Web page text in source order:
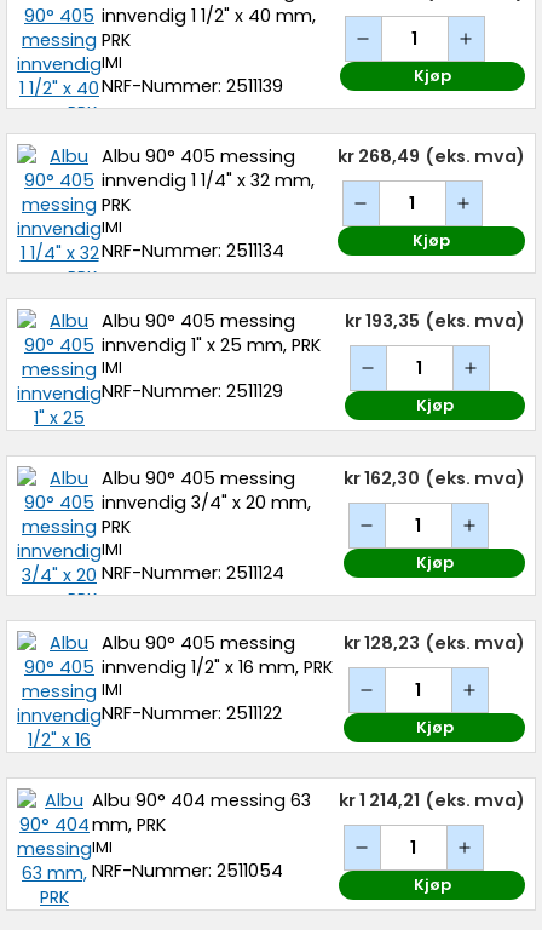
innvendig 1 1/2" x 40 mm,
PRK
IMI
NRF-Nummer: 2511139 Kjøp
Albu 90° 405 messing
innvendig 1 1/4" x 32 mm,
PRK
IMI
NRF-Nummer: 2511134
kr 268,49 (eks. mva)
Kjøp
Albu 90° 405 messing
innvendig 1" x 25 mm, PRK
IMI
NRF-Nummer: 2511129
kr 193,35 (eks. mva)
Kjøp
Albu 90° 405 messing
innvendig 3/4" x 20 mm,
PRK
IMI
NRF-Nummer: 2511124
kr 162,30 (eks. mva)
Kjøp
Albu 90° 405 messing
innvendig 1/2" x 16 mm, PRK
IMI
NRF-Nummer: 2511122
kr 128,23 (eks. mva)
Kjøp
Albu 90° 404 messing 63
mm, PRK
IMI
NRF-Nummer: 2511054
kr 1 214,21 (eks. mva)
Kjøp